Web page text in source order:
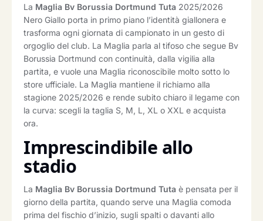
La Maglia Bv Borussia Dortmund Tuta 2025/2026
Nero Giallo porta in primo piano l’identità giallonera e
trasforma ogni giornata di campionato in un gesto di
orgoglio del club. La Maglia parla al tifoso che segue Bv
Borussia Dortmund con continuità, dalla vigilia alla
partita, e vuole una Maglia riconoscibile molto sotto lo
store ufficiale. La Maglia mantiene il richiamo alla
stagione 2025/2026 e rende subito chiaro il legame con
la curva: scegli la taglia S, M, L, XL o XXL e acquista
ora.
Imprescindibile allo
stadio
La Maglia Bv Borussia Dortmund Tuta è pensata per il
giorno della partita, quando serve una Maglia comoda
prima del fischio d’inizio, sugli spalti o davanti allo